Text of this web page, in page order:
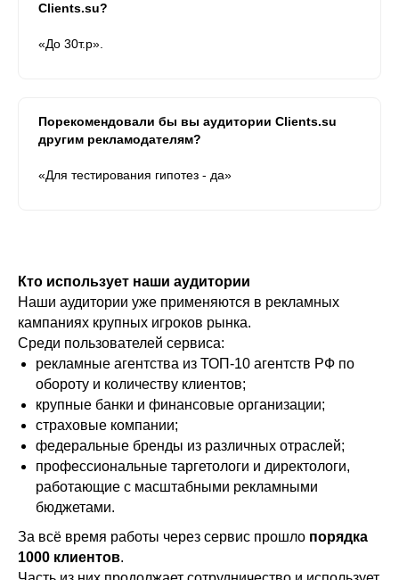
Clients.su?
«До 30т.р».
Порекомендовали бы вы аудитории Clients.su
другим рекламодателям?
«Для тестирования гипотез - да»
Кто использует наши аудитории
Наши аудитории уже применяются в рекламных
кампаниях крупных игроков рынка.
Среди пользователей сервиса:
рекламные агентства из ТОП-10 агентств РФ по
обороту и количеству клиентов;
крупные банки и финансовые организации;
страховые компании;
федеральные бренды из различных отраслей;
профессиональные таргетологи и директологи,
работающие с масштабными рекламными
бюджетами.
За всё время работы через сервис прошло порядка
1000 клиентов.